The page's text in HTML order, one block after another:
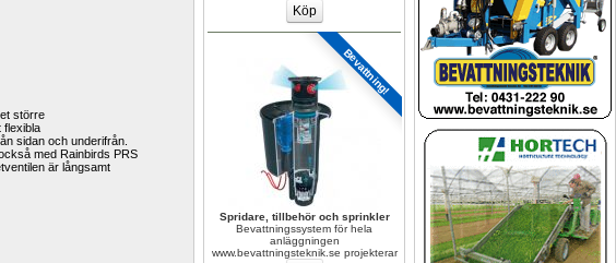
Bevattning!
Spridare, tillbehör och sprinkler
Bevattningssystem för hela
anläggningen
www.bevattningsteknik.se projekterar
större
flexibla
sidan och underifrån.
med Rainbirds PRS
är långsamt